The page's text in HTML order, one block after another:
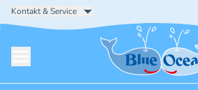
Kontakt & Service
Startseite